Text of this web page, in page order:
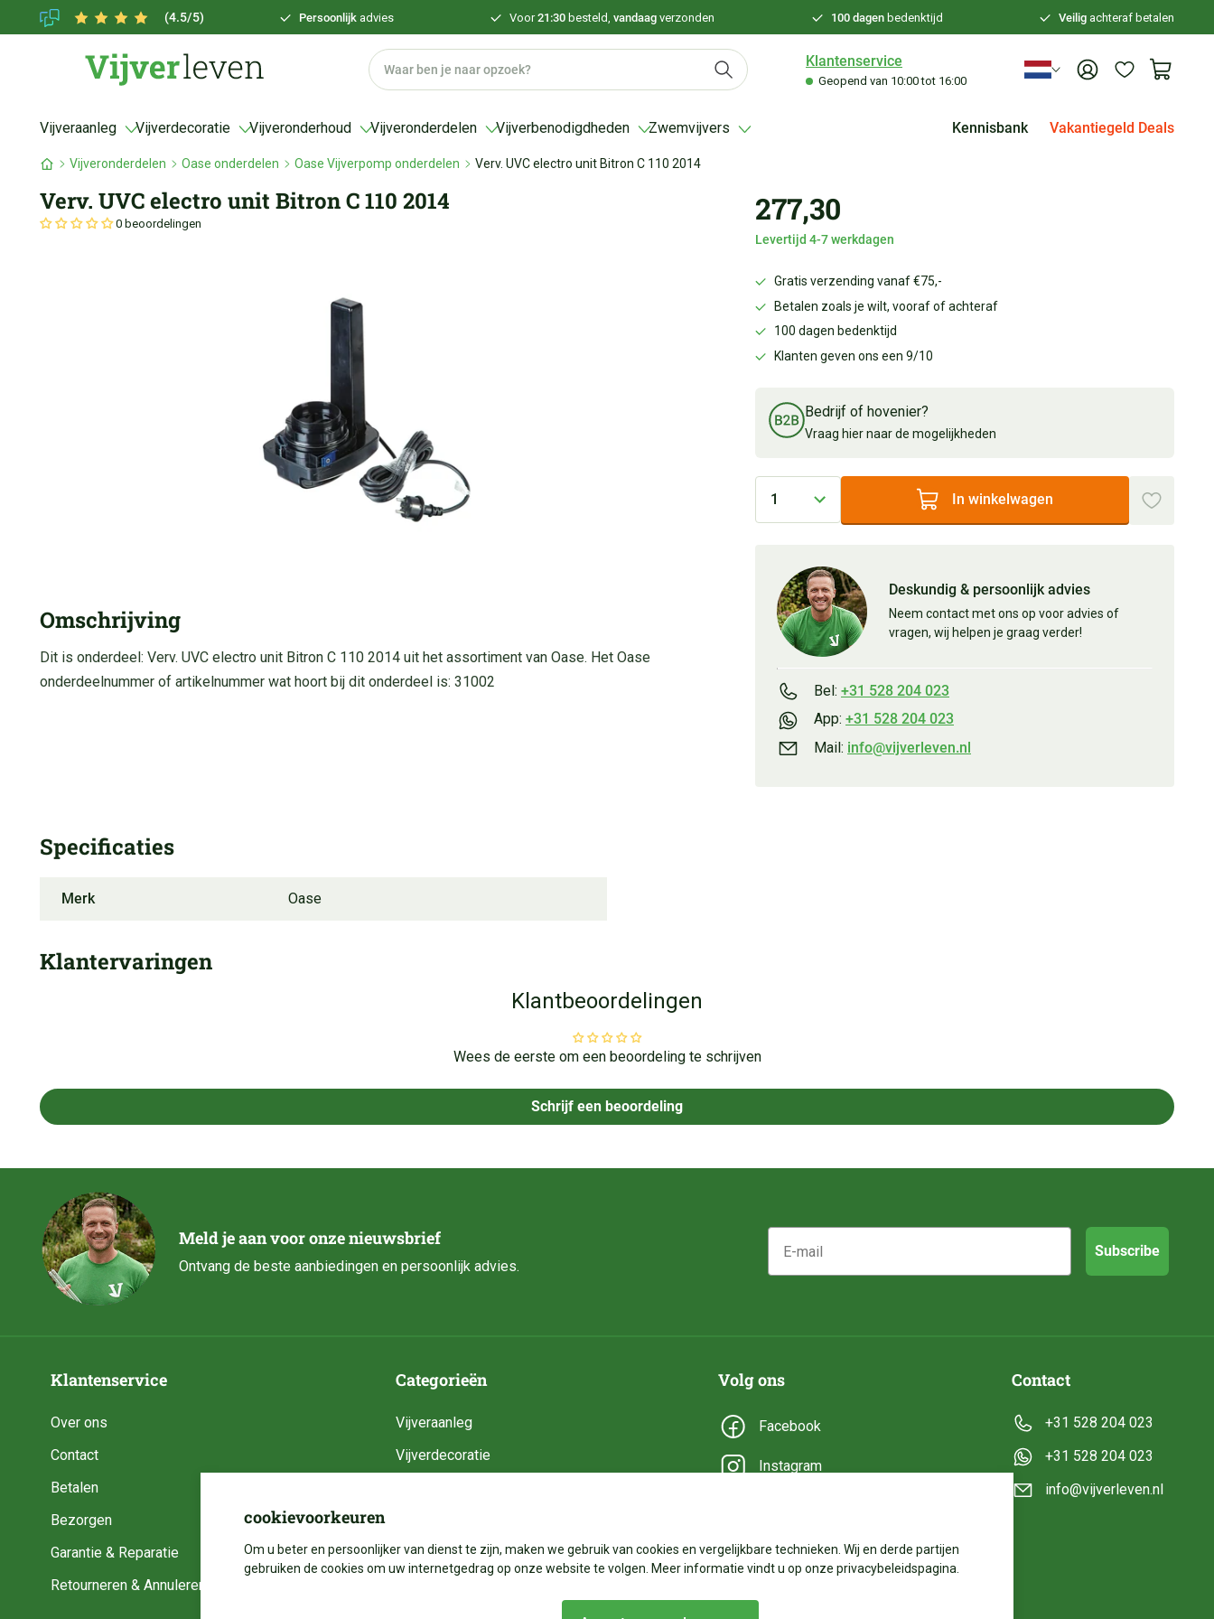
(4.5/5) Persoonlijk advies Voor21:30 besteld,vandaagverzonden 100 dagenbedenktijd Veiligachteraf betalen
Klantenservice
Geopend van 10:00 tot 16:00
Vijveraanleg Vijverdecoratie Vijveronderhoud Vijveronderdelen Vijverbenodigdheden Zwemvijvers Kennisbank Vakantiegeld Deals
Vijveronderdelen Oase onderdelen Oase Vijverpomp onderdelen Verv. UVC electro unit Bitron C 110 2014
Verv. UVC electro unit Bitron C 110 2014
0 beoordelingen 277,30
Levertijd 4-7 werkdagen
Gratis verzending vanaf €75,-
Betalen zoals je wilt, vooraf of achteraf
100 dagen bedenktijd
Klanten geven ons een 9/10
Bedrijf of hovenier?
Vraag hier naar de mogelijkheden
In winkelwagen
Deskundig & persoonlijk advies
Neem contact met ons op voor advies of
vragen, wij helpen je graag verder!
Bel: +31 528 204 023
App: +31 528 204 023
Mail: info@vijverleven.nl
Omschrijving
Dit is onderdeel: Verv. UVC electro unit Bitron C 110 2014 uit het assortiment van Oase. Het Oase
onderdeelnummer of artikelnummer wat hoort bij dit onderdeel is: 31002
Specificaties
Merk Oase
Klantervaringen
Klantbeoordelingen
Wees de eerste om een beoordeling te schrijven
Schrijf een beoordeling
Meld je aan voor onze nieuwsbrief
Ontvang de beste aanbiedingen en persoonlijk advies.
E-mail
Subscribe
Klantenservice
Over ons
Contact
Betalen
Bezorgen
Garantie & Reparatie
Retourneren & Annuleren
Categorieën
Vijveraanleg
Vijverdecoratie
Vijverbenodigdheden
Volg ons
Facebook
Instagram
Contact
+31 528 204 023
+31 528 204 023
info@vijverleven.nl
cookievoorkeuren
Om u beter en persoonlijker van dienst te zijn, maken we gebruik van cookies en vergelijkbare technieken. Wij en derde partijen
gebruiken de cookies om uw internetgedrag op onze website te volgen. Meer informatie vindt u op onze privacybeleidspagina.